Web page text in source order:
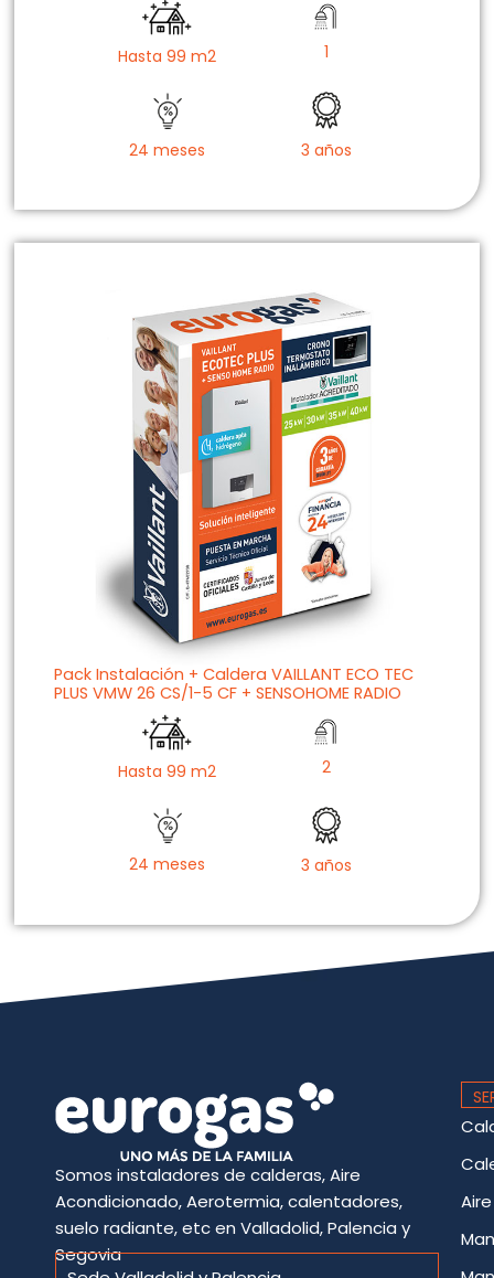
Hasta 99 m2 1
24 meses 3 años
Pack Instalación + Caldera VAILLANT ECO TEC
PLUS VMW 26 CS/1-5 CF + SENSOHOME RADIO
Hasta 99 m2 2
24 meses 3 años
Somos instaladores de calderas, Aire
Acondicionado, Aerotermia, calentadores,
suelo radiante, etc en Valladolid, Palencia y
Segovia